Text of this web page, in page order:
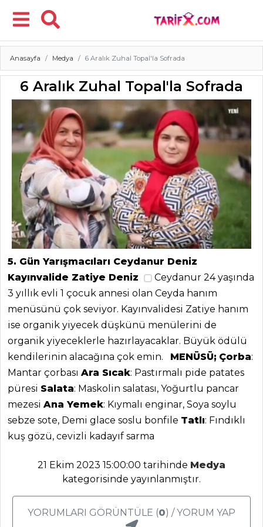
Menü
ANASAYFA
BLOG
Medya
Aktüel
Chefs
Haber
ŞEFİN TARİFLERİ
Anasayfa Medya 6 Aralık Zuhal Topal'la Sofrada
6 Aralık Zuhal Topal'la Sofrada
5. Gün Yarışmacıları Ceydanur Deniz
Kayınvalide Zatiye Deniz
Ceydanur 24 yaşında
3 yıllık evli 1 çocuk annesi olan Ceyda hanım
menüsünü çok seviyor. Kayınvalidesi Zatiye hanım
ise organik yiyecek düşkünü menülerini de
organik yiyeceklerle hazırlayacaklar. Büyük ödülü
kendilerinin alacağına çok emin. MENÜSÜ; Çorba:
Mantar çorbası Ara Sıcak: Pastırmalı pide patates
püresi Salata: Maskolin salatası, Yoğurtlu pancar
mezesi Ana Yemek: Kıymalı enginar, Soya soylu
sebze sote, Demi glace soslu bonfile Tatlı: Fındıklı
kuş gözü, cevizli kadayıf sarma
21 Ekim 2023 15:00:00 tarihinde Medya
kategorisinde yayınlanmıştır.
YORUMLARI GÖRÜNTÜLE (0